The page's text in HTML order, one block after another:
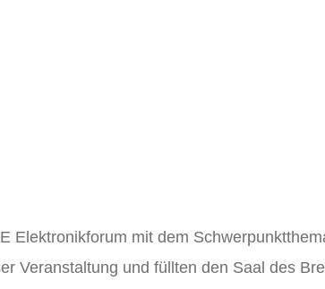
Elektronikforum mit dem
Veranstaltung und füllten den Saal des